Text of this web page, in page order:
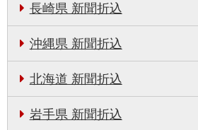
長崎県 新聞折込
沖縄県 新聞折込
北海道 新聞折込
岩手県 新聞折込